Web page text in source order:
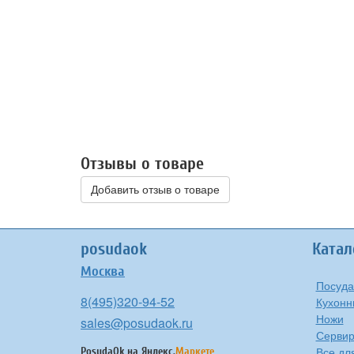
Отзывы о товаре
Добавить отзыв о товаре
posudaok
Москва
8(495)320-94-52
sales@posudaok.ru
PosudaOk на Яндекс.Маркете
Ножи